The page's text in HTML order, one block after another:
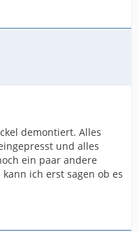
demontiert. Alles
und alles
ein paar andere
ich erst sagen ob es